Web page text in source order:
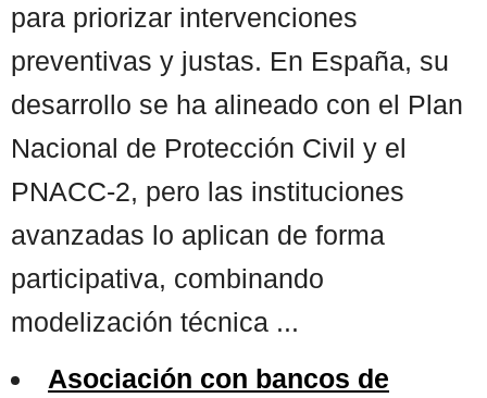
para priorizar intervenciones
preventivas y justas. En España, su
desarrollo se ha alineado con el Plan
Nacional de Protección Civil y el
PNACC-2, pero las instituciones
avanzadas lo aplican de forma
participativa, combinando
modelización técnica ...
Asociación con bancos de